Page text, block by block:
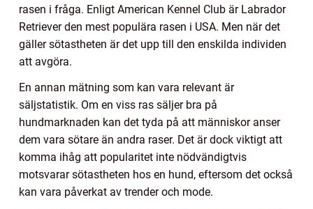
rasen i fråga. Enligt American Kennel Club är Labrador
Retriever den mest populära rasen i USA. Men när det
gäller sötastheten är det upp till den enskilda individen
att avgöra.
En annan mätning som kan vara relevant är
säljstatistik. Om en viss ras säljer bra på
hundmarknaden kan det tyda på att människor anser
dem vara sötare än andra raser. Det är dock viktigt att
komma ihåg att popularitet inte nödvändigtvis
motsvarar sötastheten hos en hund, eftersom det också
kan vara påverkat av trender och mode.